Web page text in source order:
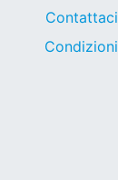
Contattaci
Condizioni